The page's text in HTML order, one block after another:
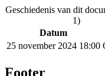
Geschiedenis van dit
1)
Datum
25 november 2024 18:00
Footer